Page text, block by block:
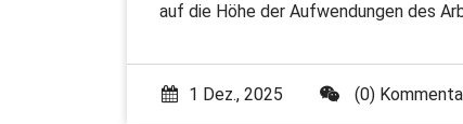
auf die Höhe der Aufwendungen des
1 Dez., 2025 (0)